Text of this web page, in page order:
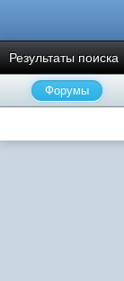
Результаты поиска
Форумы